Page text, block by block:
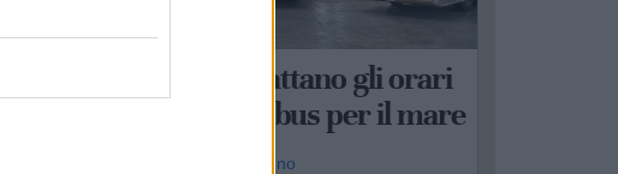
PALAGIANELLO
CTP Taranto, scattano gli orari
estivi: arrivano i bus per il mare
La Redazione - sab 20 giugno